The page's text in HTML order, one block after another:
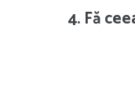
4. Fă